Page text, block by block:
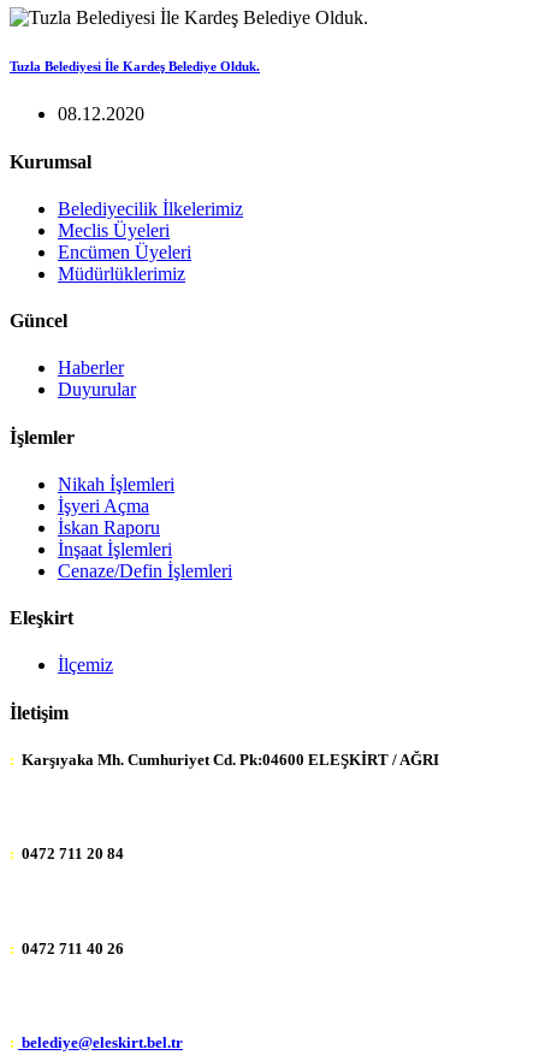
Tuzla Belediyesi İle Kardeş Belediye Olduk.
08.12.2020
Kurumsal
Belediyecilik İlkelerimiz
Meclis Üyeleri
Encümen Üyeleri
Müdürlüklerimiz
Güncel
Haberler
Duyurular
İşlemler
Nikah İşlemleri
İşyeri Açma
İskan Raporu
İnşaat İşlemleri
Cenaze/Defin İşlemleri
Eleşkirt
İlçemiz
İletişim
: Karşıyaka Mh. Cumhuriyet Cd. Pk:04600 ELEŞKİRT / AĞRI
: 0472 711 20 84
: 0472 711 40 26
: belediye@eleskirt.bel.tr